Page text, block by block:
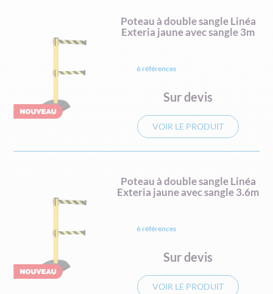
Poteau à double sangle Linéa
Exteria jaune avec sangle 3m
6 références
Sur devis
VOIR LE PRODUIT
Poteau à double sangle Linéa
Exteria jaune avec sangle 3.6m
6 références
Sur devis
VOIR LE PRODUIT